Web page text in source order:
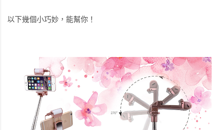
以下幾個小巧妙，能幫你！